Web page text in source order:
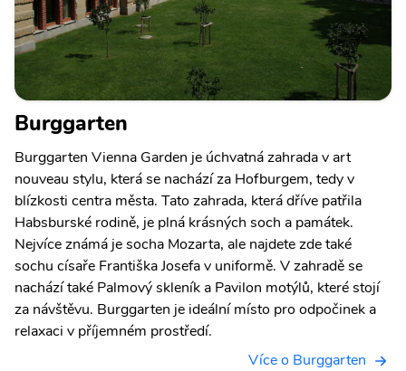
Burggarten
Burggarten Vienna Garden je úchvatná zahrada v art
nouveau stylu, která se nachází za Hofburgem, tedy v
blízkosti centra města. Tato zahrada, která dříve patřila
Habsburské rodině, je plná krásných soch a památek.
Nejvíce známá je socha Mozarta, ale najdete zde také
sochu císaře Františka Josefa v uniformě. V zahradě se
nachází také Palmový skleník a Pavilon motýlů, které stojí
za návštěvu. Burggarten je ideální místo pro odpočinek a
relaxaci v příjemném prostředí.
Více o Burggarten